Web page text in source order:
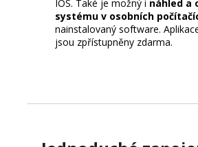
IOS. Také je možný i náhled a
systému v osobních
nainstalovaný software.
jsou zpřístupněny zdarma.